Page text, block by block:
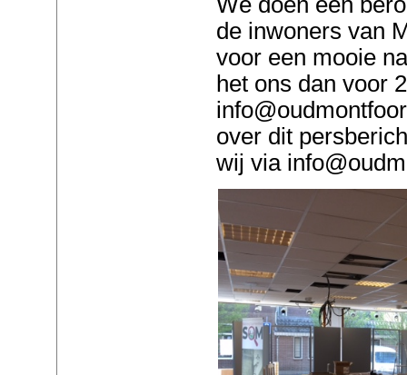
de inwoners van
voor een mooie
het ons dan voor
over dit
wij via